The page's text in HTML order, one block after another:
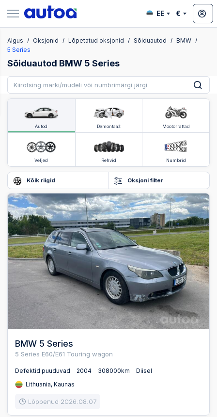
EE €
Algus Oksjonid Lõpetatud oksjonid Sõiduautod
BMW
5 Series
Sõiduautod BMW 5 Series
Autod Demontaaž Mootorrattad
Veljed Rehvid Numbrid
Kõik riigid Oksjoni filter
BMW 5 Series
5 Series E60/E61 Touring wagon
Defektid puuduvad 2004 308000km
Diisel
Lithuania, Kaunas
Lõppenud 2026.08.07